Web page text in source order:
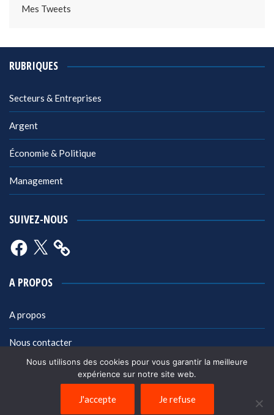
Mes Tweets
RUBRIQUES
Secteurs & Entreprises
Argent
Économie & Politique
Management
SUIVEZ-NOUS
Facebook
X
A PROPOS
A propos
Nous contacter
Politique de confidentialité
Nous utilisons des cookies pour vous garantir la meilleure
expérience sur notre site web.
J'accepte Je refuse